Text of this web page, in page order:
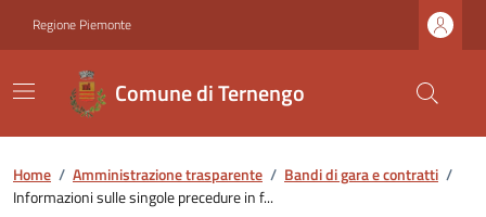
Regione Piemonte
Comune di Ternengo
Home / Amministrazione trasparente / Bandi di gara e contratti /
Informazioni sulle singole precedure in f...